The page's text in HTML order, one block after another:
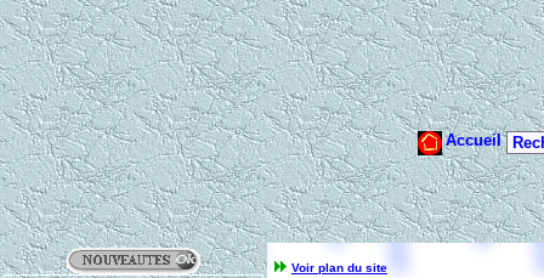
Voir plan du site